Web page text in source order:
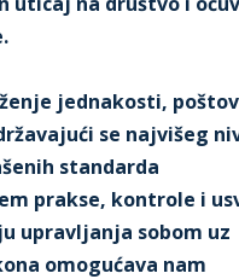
jednakosti,
se najvišeg
standarda
prakse, kontrole i
upravljanja sobom uz
omogućava nam